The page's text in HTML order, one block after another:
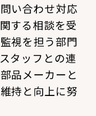
い合わせ対応
する相談を受
視を担う部門
タッフとの連
品メーカーと
持と向上に努